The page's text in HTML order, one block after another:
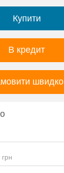
Купити
В кредит
швидко